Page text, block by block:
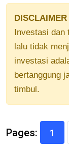
DISCLAIMER
Investasi dan
lalu tidak
investasi
bertanggung
timbul.
Pages: 1